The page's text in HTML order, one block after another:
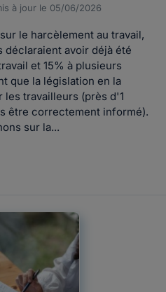
à jour le 05/06/2026
le harcèlement au travail,
déclaraient avoir déjà été
et 15% à plusieurs
que la législation en la
les travailleurs (près d'1
être correctement informé).
sur la...